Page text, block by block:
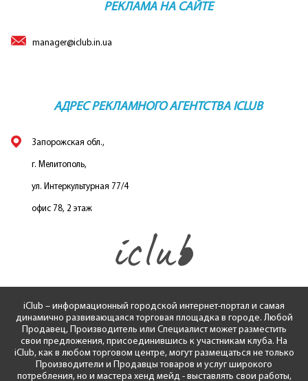
РЕКЛАМА НА САЙТЕ
manager@iclub.in.ua
АДРЕС РЕКЛАМНОГО АГЕНТСТВА ICLUB
Запорожская обл.,
г. Мелитополь,
ул. Интеркультурная 77/4
офис 78, 2 этаж
iClub – информационный городской интернет-портал и самая
динамично развивающаяся торговая площадка в городе. Любой
Продавец, Производитель или Специалист может разместить
свои предложения, присоединившись к участникам клуба. На
iClub, как в любом торговом центре, могут размещаться не только
Производители и Продавцы товаров и услуг широкого
потребления, но и мастера хенд мейд - выставлять свои работы,